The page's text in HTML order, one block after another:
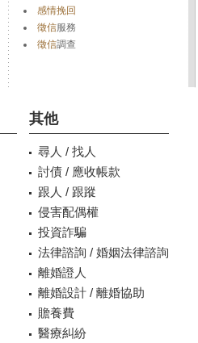
感情挽回
徵信服務
徵信調查
其他
尋人 / 找人
討債 / 應收帳款
跟人 / 跟蹤
侵害配偶權
投資詐騙
法律諮詢 / 婚姻法律諮詢
離婚證人
離婚設計 / 離婚協助
贍養費
醫療糾紛